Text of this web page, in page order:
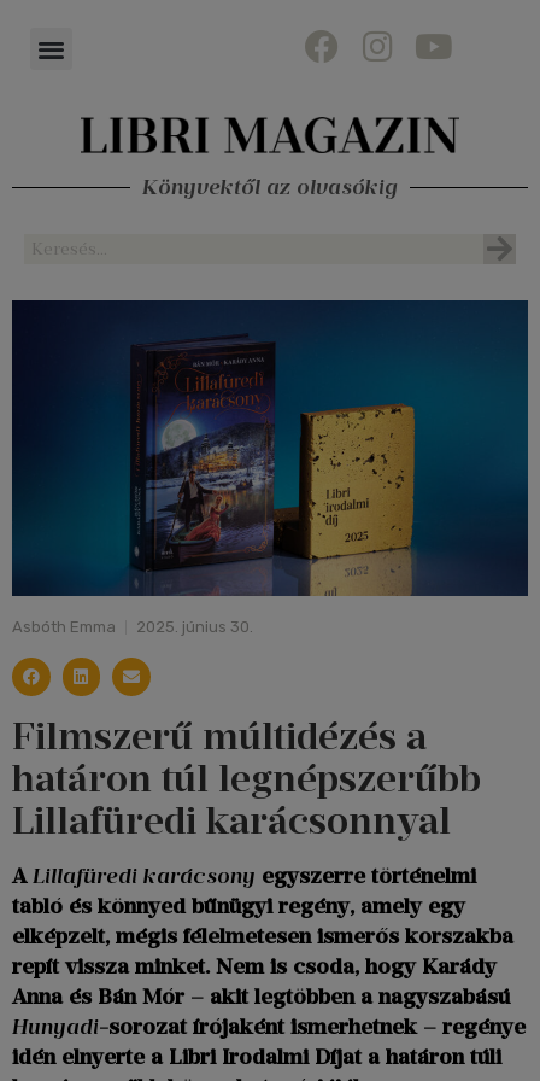
Könyvektől az olvasókig
Asbóth Emma 2025. június 30.
Filmszerű múltidézés a
határon túl legnépszerűbb
Lillafüredi karácsonnyal
ALillafüredi karácsony egyszerre történelmi
tabló és könnyed bűnügyi regény, amely egy
elképzelt, mégis félelmetesen ismerős korszakba
repít vissza minket. Nem is csoda, hogy Karády
Anna és Bán Mór – akit legtöbben a nagyszabású
Hunyadi-sorozat írójaként ismerhetnek – regénye
idén elnyerte a Libri Irodalmi Díjat a határon túli